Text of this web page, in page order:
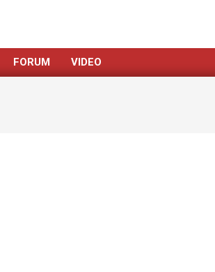
FORUM VIDEO